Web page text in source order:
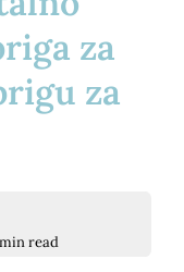
za
za
read